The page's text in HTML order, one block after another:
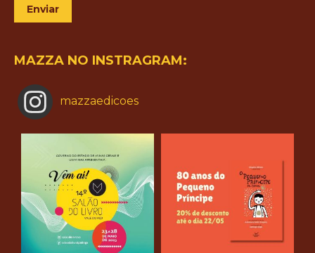
Enviar
MAZZA NO INSTRAGRAM:
mazzaedicoes